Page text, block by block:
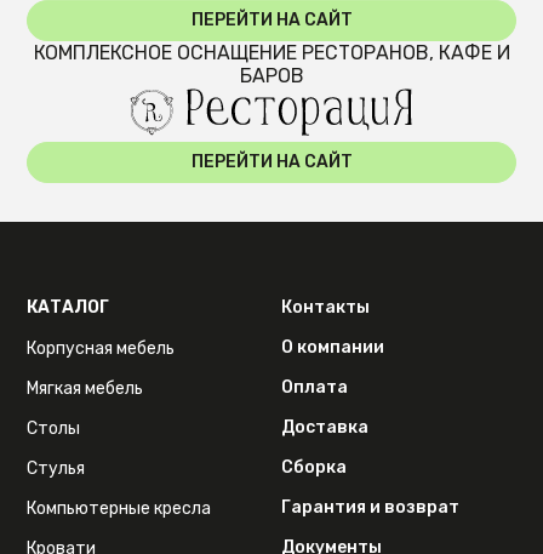
ПЕРЕЙТИ НА САЙТ
КОМПЛЕКСНОЕ ОСНАЩЕНИЕ РЕСТОРАНОВ, КАФЕ И
БАРОВ
ПЕРЕЙТИ НА САЙТ
КАТАЛОГ
Корпусная мебель
Мягкая мебель
Столы
Стулья
Компьютерные кресла
Кровати
Контакты
О компании
Оплата
Доставка
Сборка
Гарантия и возврат
Документы